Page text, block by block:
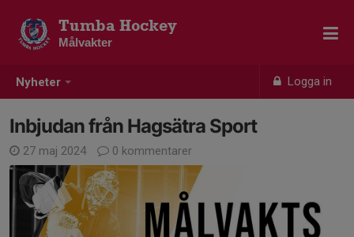
Nyheter Logga in
Tumba Hockey
Målvakter
Inbjudan från Hagsätra Sport
27 maj 2024 0 kommentarer